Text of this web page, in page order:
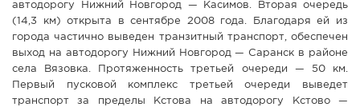
автодорогу Нижний Новгород — Касимов. Вторая очередь
(14,3 км) открыта в сентябре 2008 года. Благодаря ей из
города частично выведен транзитный транспорт, обеспечен
выход на автодорогу Нижний Новгород — Саранск в районе
села Вязовка. Протяженность третьей очереди — 50 км.
Первый пусковой комплекс третьей очереди выведет
транспорт за пределы Кстова на автодорогу Кстово —